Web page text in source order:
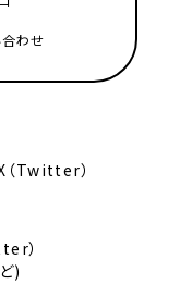
わせ
（Twitter）
）
)